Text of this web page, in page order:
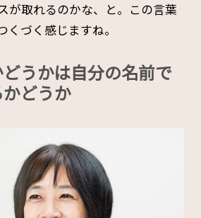
が取れるのかな、と。この言葉
くづく感じますね。
うかは自分の名前で
どうか